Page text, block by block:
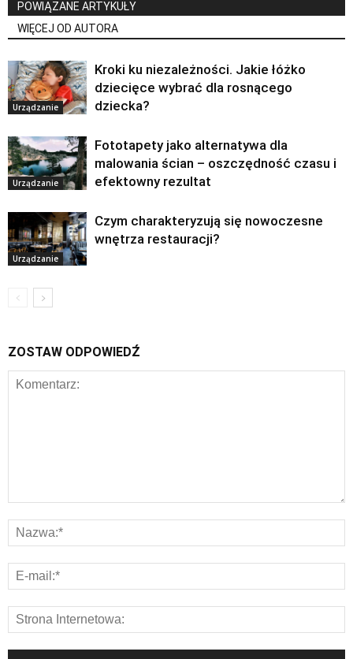
POWIĄZANE ARTYKUŁY
WIĘCEJ OD AUTORA
Urządzanie
Kroki ku niezależności. Jakie łóżko
dziecięce wybrać dla rosnącego
dziecka?
Urządzanie
Fototapety jako alternatywa dla
malowania ścian – oszczędność czasu i
efektowny rezultat
Urządzanie
Czym charakteryzują się nowoczesne
wnętrza restauracji?
ZOSTAW ODPOWIEDŹ